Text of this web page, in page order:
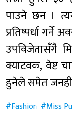
पाउने छन ।
प्रतिष्पर्धा गर्ने
उपविजेतासँगै
क्याटवक, वेष्ट
हुनेले समेत जनही
Fashion Miss